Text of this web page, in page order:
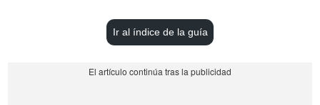
Ir al índice de la guía